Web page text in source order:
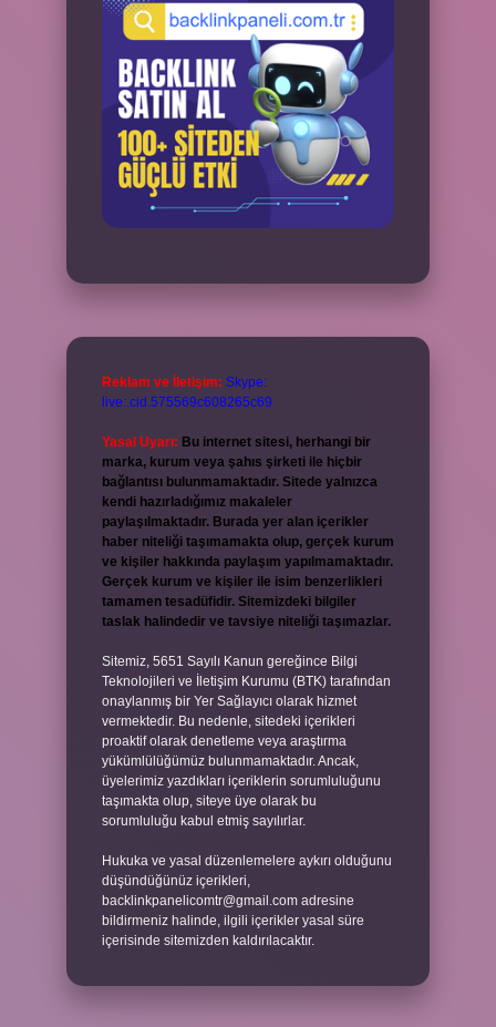
Reklam ve İletişim: Skype:
live:.cid.575569c608265c69
Yasal Uyarı: Bu internet sitesi, herhangi bir
marka, kurum veya şahıs şirketi ile hiçbir
bağlantısı bulunmamaktadır. Sitede yalnızca
kendi hazırladığımız makaleler
paylaşılmaktadır. Burada yer alan içerikler
haber niteliği taşımamakta olup, gerçek kurum
ve kişiler hakkında paylaşım yapılmamaktadır.
Gerçek kurum ve kişiler ile isim benzerlikleri
tamamen tesadüfidir. Sitemizdeki bilgiler
taslak halindedir ve tavsiye niteliği taşımazlar.
Sitemiz, 5651 Sayılı Kanun gereğince Bilgi
Teknolojileri ve İletişim Kurumu (BTK) tarafından
onaylanmış bir Yer Sağlayıcı olarak hizmet
vermektedir. Bu nedenle, sitedeki içerikleri
proaktif olarak denetleme veya araştırma
yükümlülüğümüz bulunmamaktadır. Ancak,
üyelerimiz yazdıkları içeriklerin sorumluluğunu
taşımakta olup, siteye üye olarak bu
sorumluluğu kabul etmiş sayılırlar.
Hukuka ve yasal düzenlemelere aykırı olduğunu
düşündüğünüz içerikleri,
backlinkpanelicomtr@gmail.com adresine
bildirmeniz halinde, ilgili içerikler yasal süre
içerisinde sitemizden kaldırılacaktır.